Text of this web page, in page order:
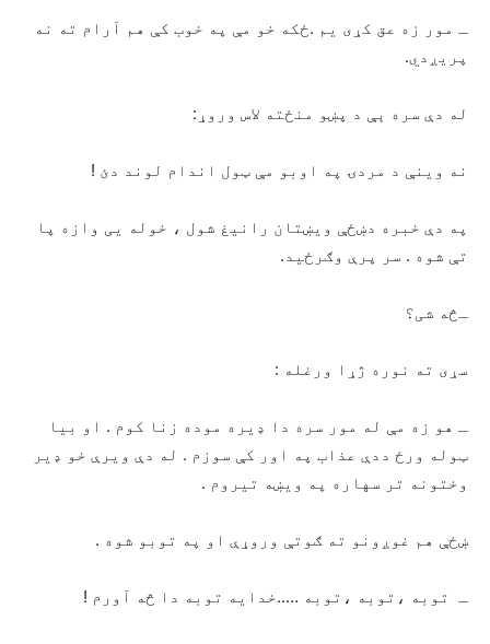
ـ مور زه عق کړی یم .ځکه خو مې په خوب کې هم آرام ته نه
پریږدي.
له دې سره ېې د پښو منځته لاس وروړ:
نه وینې د مردۍ په اوبو مې ټول اندام لوند دئ !
په دې خبره دښځې ویښتان رانیغ شول ، خوله یی وازه پا
تې شوه . سر پرې وګرځید.
ـڅه شی؟
سړی ته نوره ژړا ورغله :
ـ هو زه مې له مور سره دا ډیره موده زنا کوم . او بیا
ټوله ورځ ددې عذاب په اور کې سوزم . له دې ویرې خو ډیر
وختونه تر سهاره په ویښه تیروم .
ښځې هم غوږونو ته ګوتې وروړې او په توبو شوه .
ـ توبه ،توبه ،توبه …..خدایه توبه دا څه آورم !